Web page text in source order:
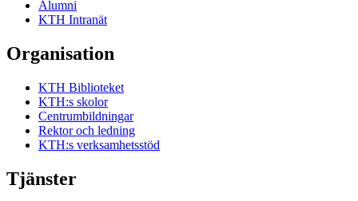
Alumni
KTH Intranät
Organisation
KTH Biblioteket
KTH:s skolor
Centrumbildningar
Rektor och ledning
KTH:s verksamhetsstöd
Tjänster